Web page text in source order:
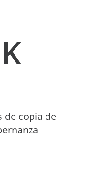
de copia de